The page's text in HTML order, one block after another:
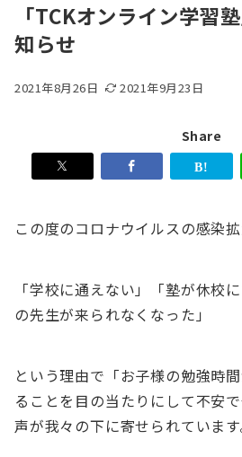
「TCKオンライン学習
知らせ
2021年8月26日 2021年9月23日
Share
この度のコロナウイルスの感染拡
「学校に通えない」「塾が休校
の先生が来られなくなった」
という理由で「お子様の勉強時
ることを目の当たりにして不安
声が我々の下に寄せられています